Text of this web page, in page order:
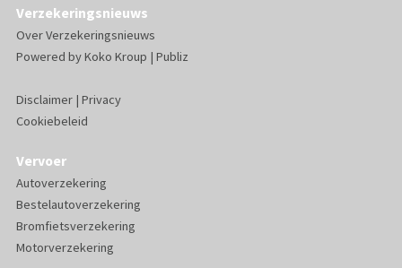
Verzekeringsnieuws
Over Verzekeringsnieuws
Powered byKoko Kroup | Publiz
Disclaimer| Privacy
Cookiebeleid
Vervoer
Autoverzekering
Bestelautoverzekering
Bromfietsverzekering
Motorverzekering